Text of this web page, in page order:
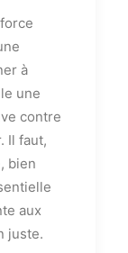
à
une
contre
Il faut,
bien
aux
juste.